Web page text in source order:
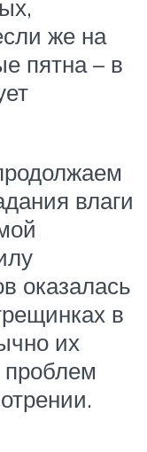
же на
пятна – в
влаги
оказалась
в
их